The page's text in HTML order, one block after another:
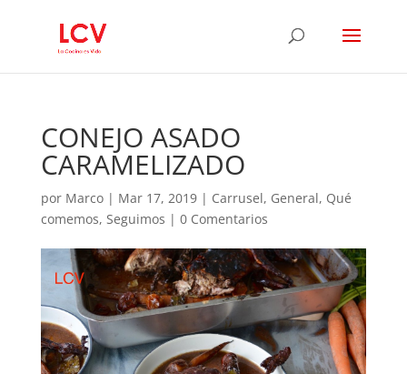
CONEJO ASADO
CARAMELIZADO
por Marco| Mar 17, 2019| Carrusel, General, Qué
comemos, Seguimos | 0 Comentarios